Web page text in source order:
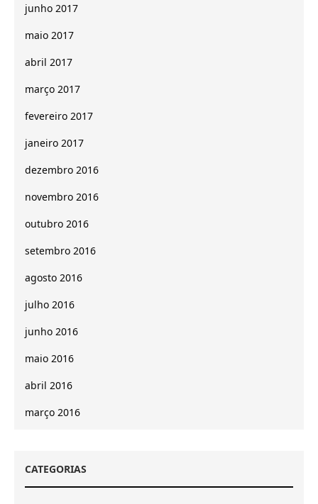
junho 2017
maio 2017
abril 2017
março 2017
fevereiro 2017
janeiro 2017
dezembro 2016
novembro 2016
outubro 2016
setembro 2016
agosto 2016
julho 2016
junho 2016
maio 2016
abril 2016
março 2016
CATEGORIAS